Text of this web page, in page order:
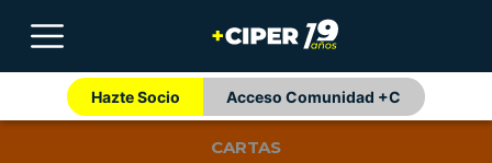
Hazte Socio Acceso Comunidad +C
CARTAS